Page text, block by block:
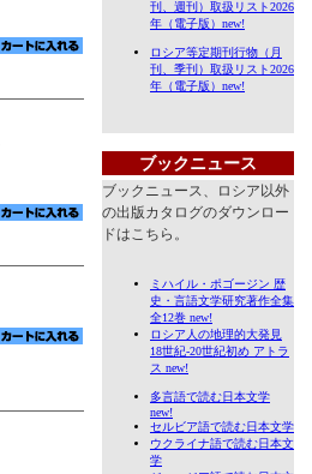
ブックニュース
ブックニュース、ロシア以外
の出版カタログのダウンロー
ドはこちら。